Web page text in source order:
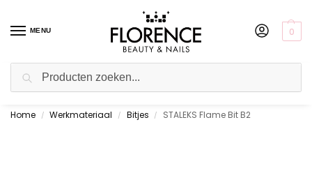
MENU 0
Gratis ophalen in de showroom
Home / Werkmateriaal / Bitjes / STALEKS Flame Bit B2